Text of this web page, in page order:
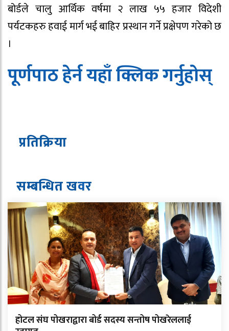
बोर्डले चालु आर्थिक वर्षमा २ लाख ५५ हजार विदेशी
पर्यटकहरु हवाई मार्ग भई बाहिर प्रस्थान गर्ने प्रक्षेपण गरेको छ
।
पूर्णपाठ हेर्न यहाँ क्लिक गर्नुहाेस्
प्रतिक्रिया
सम्बन्धित खवर
होटल संघ पोखराद्वारा बोर्ड सदस्य सन्तोष पोखरेललाई